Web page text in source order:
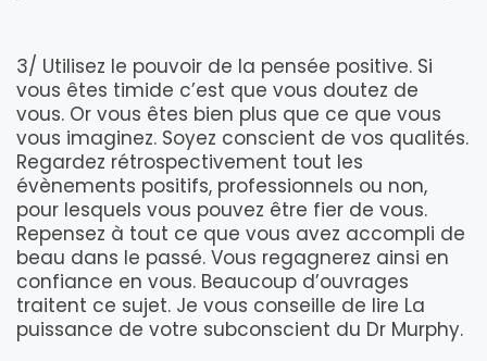
3/ Utilisez le pouvoir de la pensée positive. Si
vous êtes timide c’est que vous doutez de
vous. Or vous êtes bien plus que ce que vous
vous imaginez. Soyez conscient de vos qualités.
Regardez rétrospectivement tout les
évènements positifs, professionnels ou non,
pour lesquels vous pouvez être fier de vous.
Repensez à tout ce que vous avez accompli de
beau dans le passé. Vous regagnerez ainsi en
confiance en vous. Beaucoup d’ouvrages
traitent ce sujet. Je vous conseille de lire La
puissance de votre subconscient du Dr Murphy.